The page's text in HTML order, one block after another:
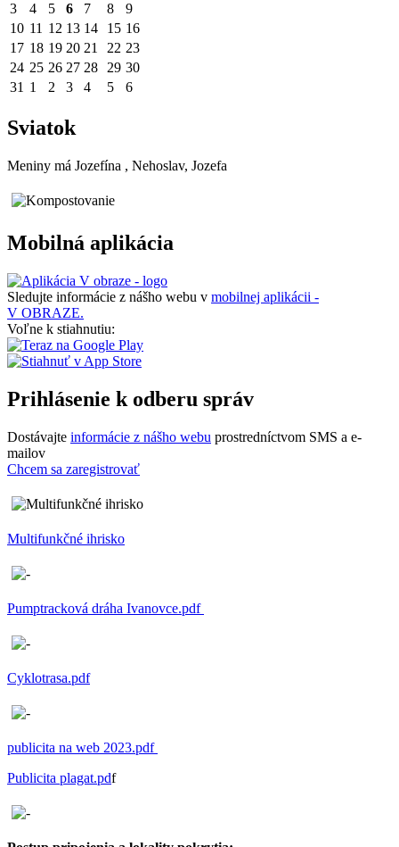
3
4 5 6 7 8
9
10 11 12 13 14 15 16
17 18 19 20 21 22 23
24 25 26 27 28 29 30
31 1 2 3 4 5 6
Sviatok
Meniny má Jozefína , Nehoslav, Jozefa
Mobilná aplikácia
Sledujte informácie z nášho webu v mobilnej aplikácii -
V OBRAZE.
Voľne k stiahnutiu:
Prihlásenie k odberu správ
Dostávajte informácie z nášho webu prostredníctvom SMS a e-
mailov
Chcem sa zaregistrovať
Multifunkčné ihrisko
Pumptracková dráha Ivanovce.pdf
Cyklotrasa.pdf
publicita na web 2023.pdf
Publicita plagat.pdf